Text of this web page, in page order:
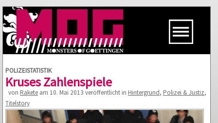
POLIZEISTATISTIK
Kruses Zahlenspiele
von Rakete am 10. Mai 2013 veröffentlicht in Hintergrund, Polizei & Justiz,
Titelstory